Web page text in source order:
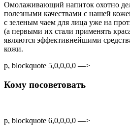
Омолаживающий напиток охотно
полезными качествами с нашей
с зеленым чаем для лица уже на
(а первыми их стали применять
являются эффективнейшими
кожи.
p, blockquote 5,0,0,0,0 —>
Кому посоветовать
p, blockquote 6,0,0,0,0 —>